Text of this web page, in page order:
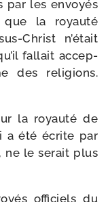
par les envoyés
que la royau­té
​Christ n’était
fal­lait accep­
des reli­gions.
la royau­té de
a été écrite par
ne le serait plus
offi­ciels du